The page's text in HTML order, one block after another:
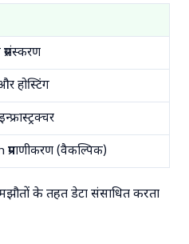
होस्टिंग
(वैकल्पिक)
के तहत डेटा संसाधित करता